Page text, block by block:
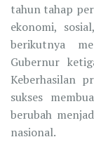
tahun tahap
ekonomi,
berikutnya
Gubernur
Keberhasilan
sukses
berubah
nasional.